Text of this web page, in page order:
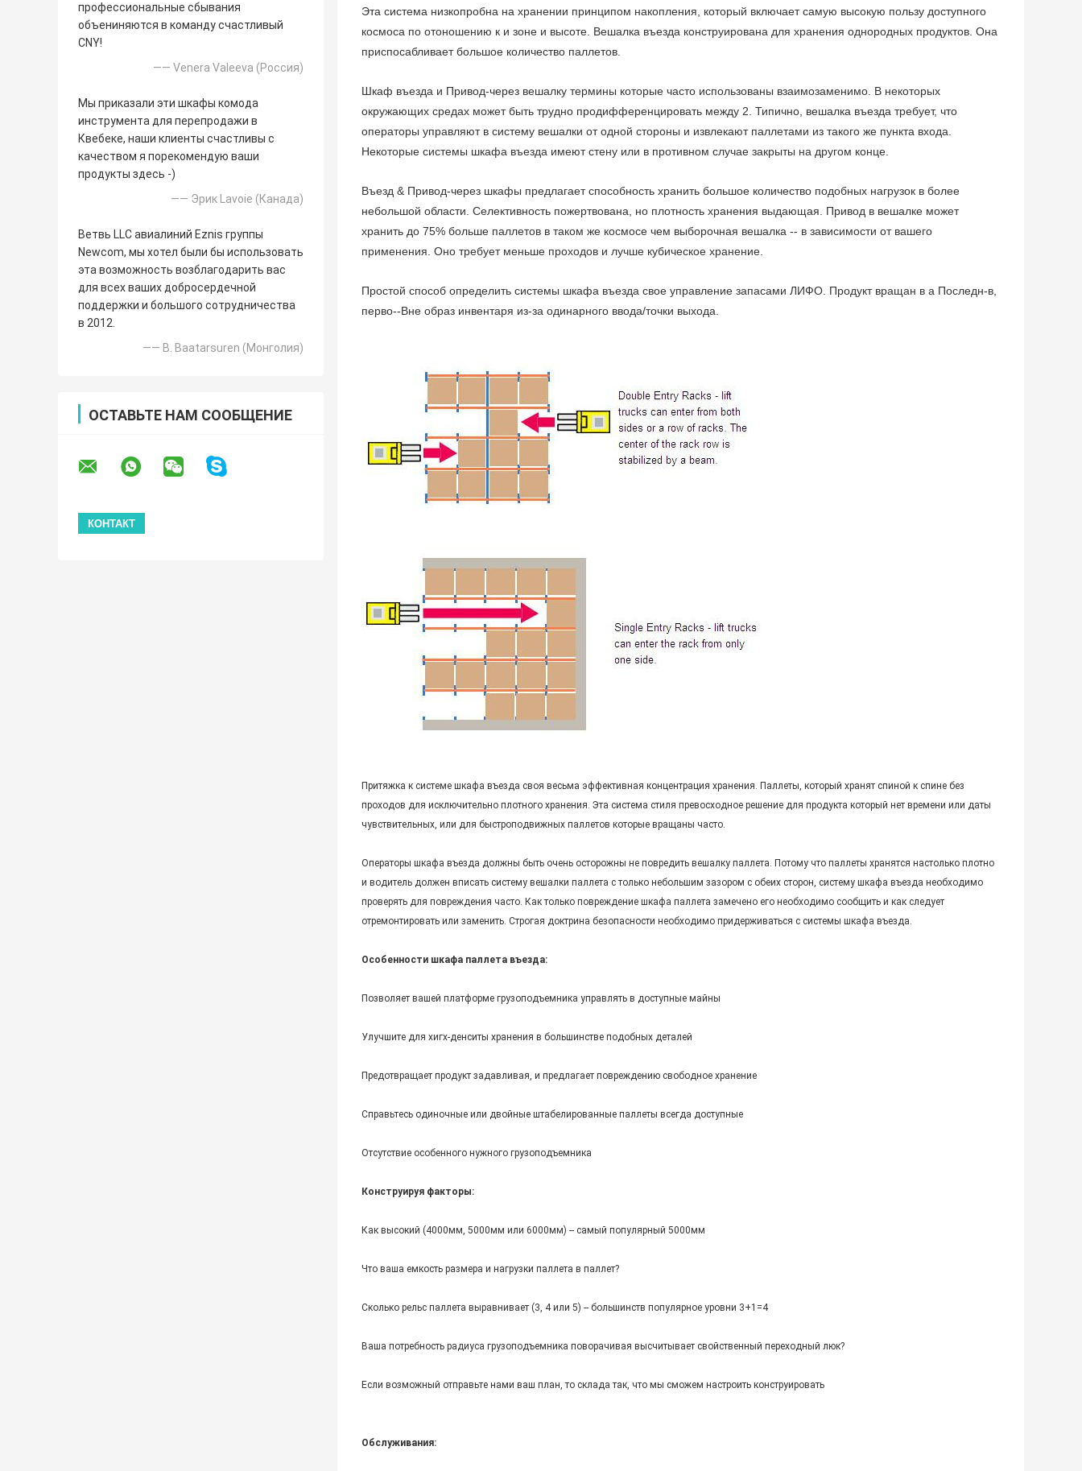
профессиональные сбывания
объениняются в команду счастливый
CNY!
—— Venera Valeeva (Россия)
Мы приказали эти шкафы комода
инструмента для перепродажи в
Квебеке, наши клиенты счастливы с
качеством я порекомендую ваши
продукты здесь -)
—— Эрик Lavoie (Канада)
Ветвь LLC авиалиний Eznis группы
Newcom, мы хотел были бы использовать
эта возможность возблагодарить вас
для всех ваших добросердечной
поддержки и большого сотрудничества
в 2012.
—— B. Baatarsuren (Монголия)
ОСТАВЬТЕ НАМ СООБЩЕНИЕ
Эта система низкопробна на хранении принципом накопления, который включает самую высокую пользу доступного
космоса по отоношению к и зоне и высоте. Вешалка въезда конструирована для хранения однородных продуктов. Она
приспосабливает большое количество паллетов.
Шкаф въезда и Привод-через вешалку термины которые часто использованы взаимозаменимо. В некоторых
окружающих средах может быть трудно продифференцировать между 2. Типично, вешалка въезда требует, что
операторы управляют в систему вешалки от одной стороны и извлекают паллетами из такого же пункта входа.
Некоторые системы шкафа въезда имеют стену или в противном случае закрыты на другом конце.
Въезд & Привод-через шкафы предлагает способность хранить большое количество подобных нагрузок в более
небольшой области. Селективность пожертвована, но плотность хранения выдающая. Привод в вешалке может
хранить до 75% больше паллетов в таком же космосе чем выборочная вешалка -- в зависимости от вашего
применения. Оно требует меньше проходов и лучше кубическое хранение.
Простой способ определить системы шкафа въезда свое управление запасами ЛИФО. Продукт вращан в а Последн-в,
перво--Вне образ инвентаря из-за одинарного ввода/точки выхода.
Притяжка к системе шкафа въезда своя весьма эффективная концентрация хранения. Паллеты, который хранят спиной к спине без
проходов для исключительно плотного хранения. Эта система стиля превосходное решение для продукта который нет времени или даты
чувствительных, или для быстроподвижных паллетов которые вращаны часто.
Операторы шкафа въезда должны быть очень осторожны не повредить вешалку паллета. Потому что паллеты хранятся настолько плотно
и водитель должен вписать систему вешалки паллета с только небольшим зазором с обеих сторон, систему шкафа въезда необходимо
проверять для повреждения часто. Как только повреждение шкафа паллета замечено его необходимо сообщить и как следует
отремонтировать или заменить. Строгая доктрина безопасности необходимо придерживаться с системы шкафа въезда.
Особенности шкафа паллета въезда:
Позволяет вашей платформе грузоподъемника управлять в доступные майны
Улучшите для хигх-денситы хранения в большинстве подобных деталей
Предотвращает продукт задавливая, и предлагает повреждению свободное хранение
Справьтесь одиночные или двойные штабелированные паллеты всегда доступные
Отсутствие особенного нужного грузоподъемника
Конструируя факторы:
Как высокий (4000мм, 5000мм или 6000мм) -- самый популярный 5000мм
Что ваша емкость размера и нагрузки паллета в паллет?
Сколько рельс паллета выравнивает (3, 4 или 5) -- большинств популярное уровни 3+1=4
Ваша потребность радиуса грузоподъемника поворачивая высчитывает свойственный переходный люк?
Если возможный отправьте нами ваш план, то склада так, что мы сможем настроить конструировать
Обслуживания: